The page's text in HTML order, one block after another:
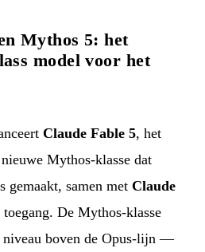
Mythos 5: het
model voor het
Claude Fable 5, het
Mythos-klasse dat
gemaakt, samen met Claude
De Mythos-klasse
niveau boven de Opus-lijn —